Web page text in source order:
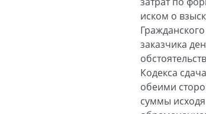
иском о
заказчика
Кодекса
обеими
суммы